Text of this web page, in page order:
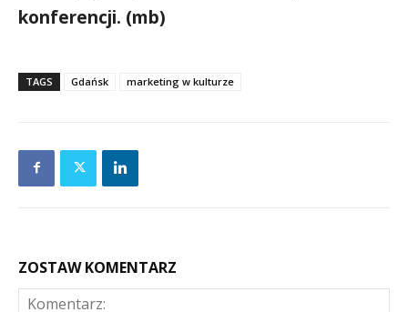
konferencji. (mb)
TAGS Gdańsk marketing w kulturze
ZOSTAW KOMENTARZ